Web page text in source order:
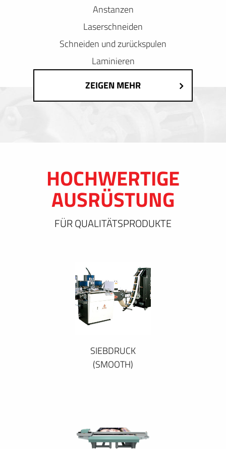
Anstanzen
Laserschneiden
Schneiden und zurückspulen
Laminieren
ZEIGEN MEHR
HOCHWERTIGE
AUSRÜSTUNG
FÜR QUALITÄTSPRODUKTE
SIEBDRUCK
(SMOOTH)